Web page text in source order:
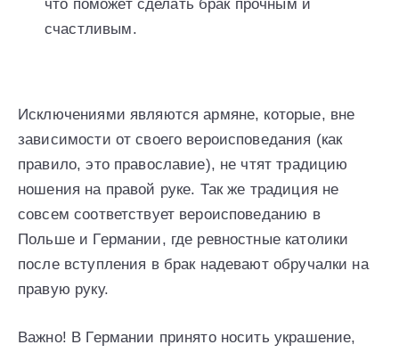
что поможет сделать брак прочным и
счастливым.
Исключениями являются армяне, которые, вне
зависимости от своего вероисповедания (как
правило, это православие), не чтят традицию
ношения на правой руке. Так же традиция не
совсем соответствует вероисповеданию в
Польше и Германии, где ревностные католики
после вступления в брак надевают обручалки на
правую руку.
Важно! В Германии принято носить украшение,